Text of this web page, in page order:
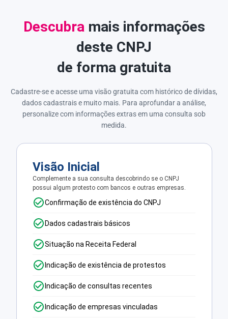
Descubramais informações
deste CNPJ
de forma gratuita
Cadastre-se e acesse uma visão gratuita com histórico de dívidas,
dados cadastrais e muito mais. Para aprofundar a análise,
personalize com informações extras em uma consulta sob
medida.
Visão Inicial
Complemente a sua consulta descobrindo se o CNPJ
possui algum protesto com bancos e outras empresas.
Confirmação de existência do CNPJ
Dados cadastrais básicos
Situação na Receita Federal
Indicação de existência de protestos
Indicação de consultas recentes
Indicação de empresas vinculadas